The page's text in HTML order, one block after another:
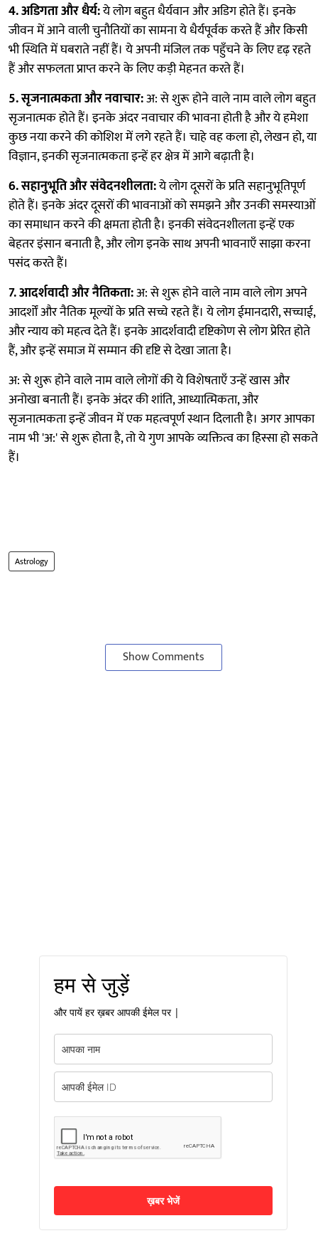
4. अडिगता और धैर्य:ये लोग बहुत धैर्यवान और अडिग होते हैं। इनके
जीवन में आने वाली चुनौतियों का सामना ये धैर्यपूर्वक करते हैं और किसी
भी स्थिति में घबराते नहीं हैं। ये अपनी मंजिल तक पहुँचने के लिए दृढ़ रहते
हैं और सफलता प्राप्त करने के लिए कड़ी मेहनत करते हैं।
5. सृजनात्मकता और नवाचार:अ: से शुरू होने वाले नाम वाले लोग बहुत
सृजनात्मक होते हैं। इनके अंदर नवाचार की भावना होती है और ये हमेशा
कुछ नया करने की कोशिश में लगे रहते हैं। चाहे वह कला हो, लेखन हो, या
विज्ञान, इनकी सृजनात्मकता इन्हें हर क्षेत्र में आगे बढ़ाती है।
6. सहानुभूति और संवेदनशीलता:ये लोग दूसरों के प्रति सहानुभूतिपूर्ण
होते हैं। इनके अंदर दूसरों की भावनाओं को समझने और उनकी समस्याओं
का समाधान करने की क्षमता होती है। इनकी संवेदनशीलता इन्हें एक
बेहतर इंसान बनाती है, और लोग इनके साथ अपनी भावनाएँ साझा करना
पसंद करते हैं।
7. आदर्शवादी और नैतिकता:अ: से शुरू होने वाले नाम वाले लोग अपने
आदर्शों और नैतिक मूल्यों के प्रति सच्चे रहते हैं। ये लोग ईमानदारी, सच्चाई,
और न्याय को महत्व देते हैं। इनके आदर्शवादी दृष्टिकोण से लोग प्रेरित होते
हैं, और इन्हें समाज में सम्मान की दृष्टि से देखा जाता है।
अ: से शुरू होने वाले नाम वाले लोगों की ये विशेषताएँ उन्हें खास और
अनोखा बनाती हैं। इनके अंदर की शांति, आध्यात्मिकता, और
सृजनात्मकता इन्हें जीवन में एक महत्वपूर्ण स्थान दिलाती है। अगर आपका
नाम भी 'अ:' से शुरू होता है, तो ये गुण आपके व्यक्तित्व का हिस्सा हो सकते
हैं।
Astrology
Show Comments
हम से जुड़ें
और पायें हर ख़बर आपकी ईमेल पर |
ख़बर भेजें